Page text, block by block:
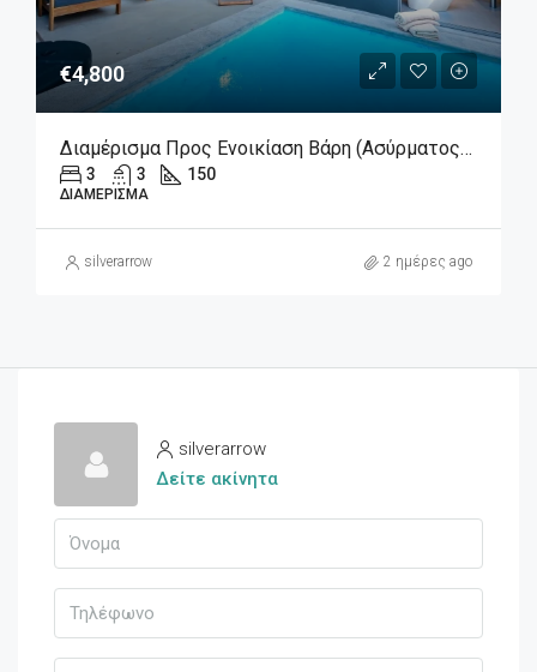
€4,800
Διαμέρισμα Προς Ενοικίαση Βάρη (Ασύρματος), 4.800€, 150 Τ.μ.
3 3 150
ΔΙΑΜΈΡΙΣΜΑ
silverarrow 2 ημέρες ago
silverarrow
Δείτε ακίνητα